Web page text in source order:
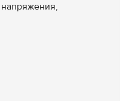
напряжения,